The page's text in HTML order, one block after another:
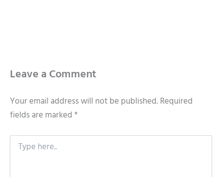
Leave a Comment
Your email address will not be published.Required
fields are marked*
Type
here..